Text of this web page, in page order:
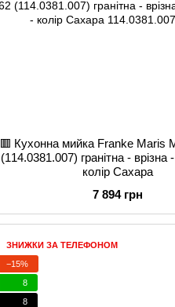
🟥 Кухонна мийка Franke Maris
(114.0381.007) гранітна - врізна
колір Сахара
7 894 грн
ЗНИЖКИ ЗА ТЕЛЕФОНОМ
−15%
8
8